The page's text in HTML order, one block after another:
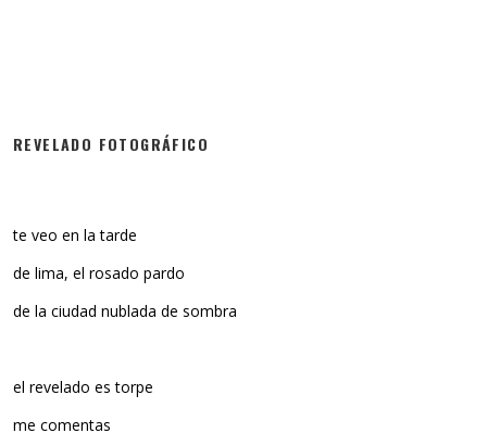
REVELADO FOTOGRÁFICO
te veo en la tarde
de lima, el rosado pardo
de la ciudad nublada de sombra
el revelado es torpe
me comentas